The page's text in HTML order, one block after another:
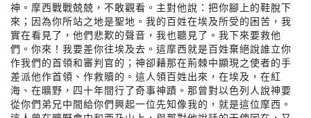
神。摩西戰戰兢兢，不敢觀看。主對他說：把你腳上的鞋脫下
來；因為你所站之地是聖地。我的百姓在埃及所受的困苦，我
實在看見了，他們悲歎的聲音，我也聽見了。我下來要救他
們。你來！我要差你往埃及去。這摩西就是百姓棄絕說誰立你
作我們的首領和審判官的；神卻藉那在荊棘中顯現之使者的手
差派他作首領、作救贖的。這人領百姓出來，在埃及，在紅
海、在曠野，四十年間行了奇事神蹟。那曾對以色列人說神要
從你們弟兄中間給你們興起一位先知像我的，就是這位摩西。